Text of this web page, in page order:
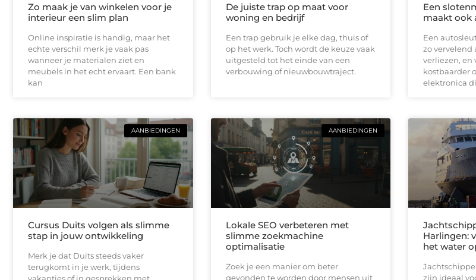
Zo maak je van winkelen voor je
interieur een slim plan
Online inspiratie is handig, maar het
echte verschil merk je vaak pas
wanneer je materialen ziet en
meubels in het echt ervaart. Een bank
kan
De juiste trap op maat voor
woning en bedrijf
Een trap gebruik je elke dag, thuis of
op het werk. Toch wordt de keuze vaak
uitgesteld tot het einde van een
verbouwing of nieuwbouwtraject.
Een
maakt ook
Een
zo vervelend
verliezen, en
kostbaarder
elektronica
AANBIEDINGEN
Cursus Duits volgen als slimme
stap in jouw ontwikkeling
Merk je dat Duits steeds vaker
terugkomt in je werk, tijdens
AANBIEDINGEN
Lokale SEO verbeteren met
slimme zoekmachine
optimalisatie
Zoek je een manier om beter
gevonden te worden door mensen uit
Harlingen:
het water
zijn ideaal